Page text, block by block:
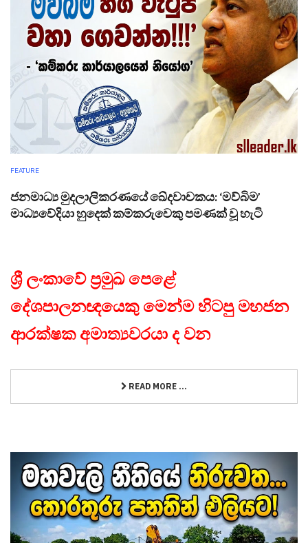
FEATURE
ජනමාධ්‍ය මුදලාලිකරණයේ ඛේදවාචකය: ‘මව්බිම’
මාධ්‍යවේදියා හුදෙක් කම්කරුවෙකු පමණක් වූ හැටි
ශ්‍රී ලංකාවේ ප්‍රමුඛ පෙළේ
දේශපාලනඥයෙකු මෙන්ම හිටපු මහජන
ආරක්ෂක අමාත්‍යවරයා ද වන
READ MORE ...